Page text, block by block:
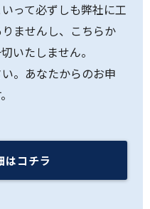
って必ずしも弊社に工
ませんし、こちらか
いたしません。
。あなたからのお申
はコチラ